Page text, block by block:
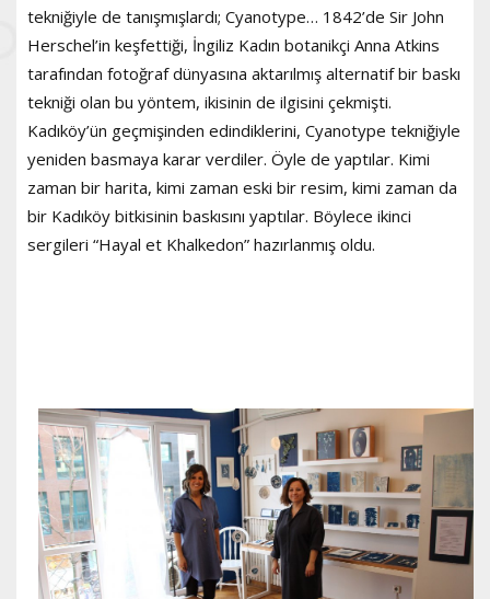
tekniğiyle de tanışmışlardı; Cyanotype… 1842’de Sir John
Herschel’in keşfettiği, İngiliz Kadın botanikçi Anna Atkins
tarafından fotoğraf dünyasına aktarılmış alternatif bir baskı
tekniği olan bu yöntem, ikisinin de ilgisini çekmişti.
Kadıköy’ün geçmişinden edindiklerini, Cyanotype tekniğiyle
yeniden basmaya karar verdiler. Öyle de yaptılar. Kimi
zaman bir harita, kimi zaman eski bir resim, kimi zaman da
bir Kadıköy bitkisinin baskısını yaptılar. Böylece ikinci
sergileri “Hayal et Khalkedon” hazırlanmış oldu.